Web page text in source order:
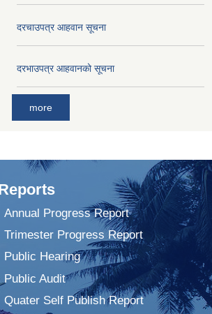
दरचाउपत्र आहवान सूचना
दरभाउपत्र आहवानको सूचना
more
Annual Progress Report
Trimester Progress Report
Public Hearing
Public Audit
Quater Self Publish Report